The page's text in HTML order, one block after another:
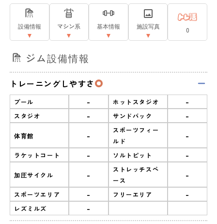
設備情報 マシン系 基本情報 施設写真 0
ジム設備情報
トレーニングしやすさ
プール - ホットスタジオ -
スタジオ - サンドバック -
体育館 -
スポーツフィー
ルド
-
ラケットコート - ソルトピット -
加圧サイクル -
ストレッチスペ
ース
-
スポーツエリア - フリーエリア -
レズミルズ -